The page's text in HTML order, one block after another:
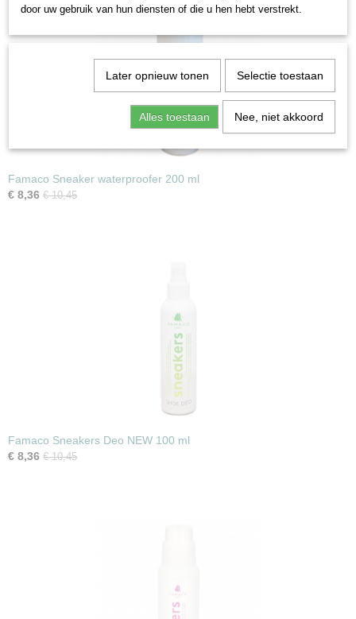
Famaco Sneaker waterproofer 200 ml
€ 8,36 € 10,45
Famaco Sneakers Deo NEW 100 ml
€ 8,36 € 10,45
door uw gebruik van hun diensten of die u hen hebt verstrekt.
Later opnieuw tonen Selectie toestaan
Alles toestaan Nee, niet akkoord